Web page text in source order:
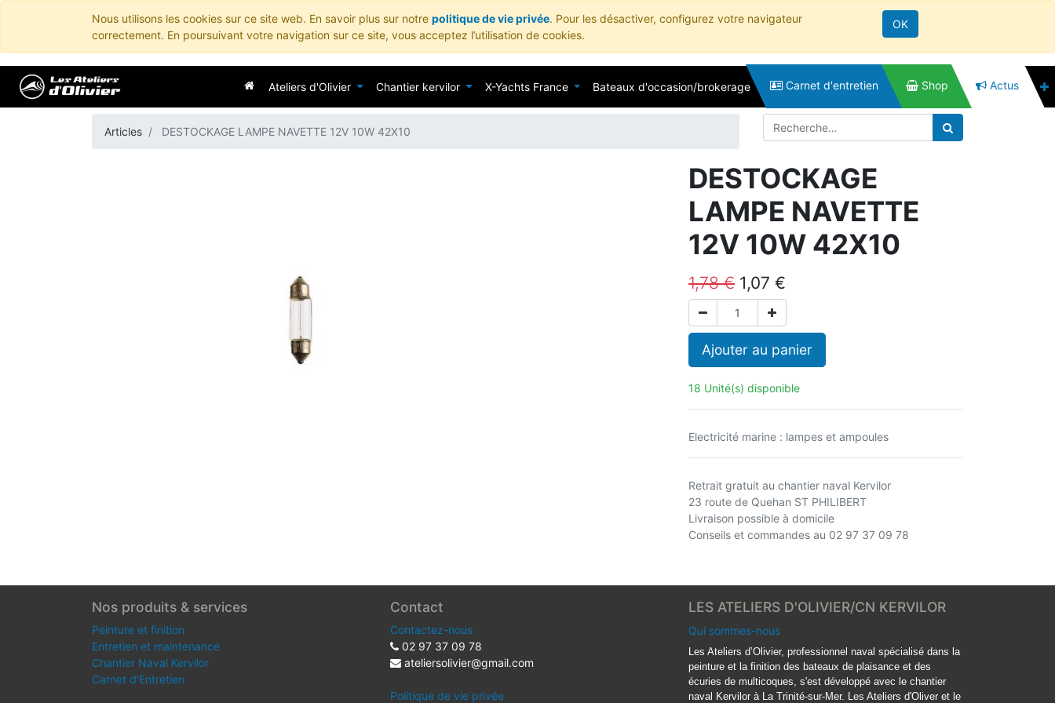
Nous utilisons les cookies sur ce site web. En savoir plus sur notre politique de vie privée. Pour les désactiver, configurez votre navigateur
correctement. En poursuivant votre navigation sur ce site, vous acceptez l’utilisation de cookies.
OK
Ateliers d'Olivier Chantier kervilor X-Yachts France Bateaux d'occasion/brokerage Carnet d'entretien Shop Actus
Articles DESTOCKAGE LAMPE NAVETTE 12V 10W 42X10
DESTOCKAGE
LAMPE NAVETTE
12V 10W 42X10
1,78€ 1,07 €
Ajouter au panier
18 Unité(s) disponible
Electricité marine : lampes et ampoules
Retrait gratuit au chantier naval Kervilor
23 route de Quehan ST PHILIBERT
Livraison possible à domicile
Conseils et commandes au 02 97 37 09 78
Nos produits & services
Peinture et finition
Entretien et maintenance
Chantier Naval Kervilor
Carnet d'Entretien
Contact
Contactez-nous
02 97 37 09 78
ateliersolivier@gmail.com
Politique de vie privée
LES ATELIERS D'OLIVIER/CN KERVILOR
Qui sommes-nous
Les Ateliers d’Olivier, professionnel naval spécialisé dans la
peinture et la finition des bateaux de plaisance et des
écuries de multicoques, s'est développé avec le chantier
naval Kervilor à La Trinité-sur-Mer. Les Ateliers d'Oliver et le